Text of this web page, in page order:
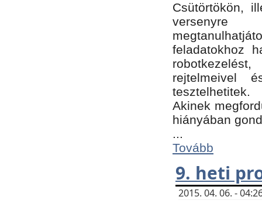
Csütörtökön,
versenyre
feladatokhoz
rejtelmeivel
tesztelhetitek.
Akinek
hiányában
...
Tovább
9. heti
2015. 04. 06. -